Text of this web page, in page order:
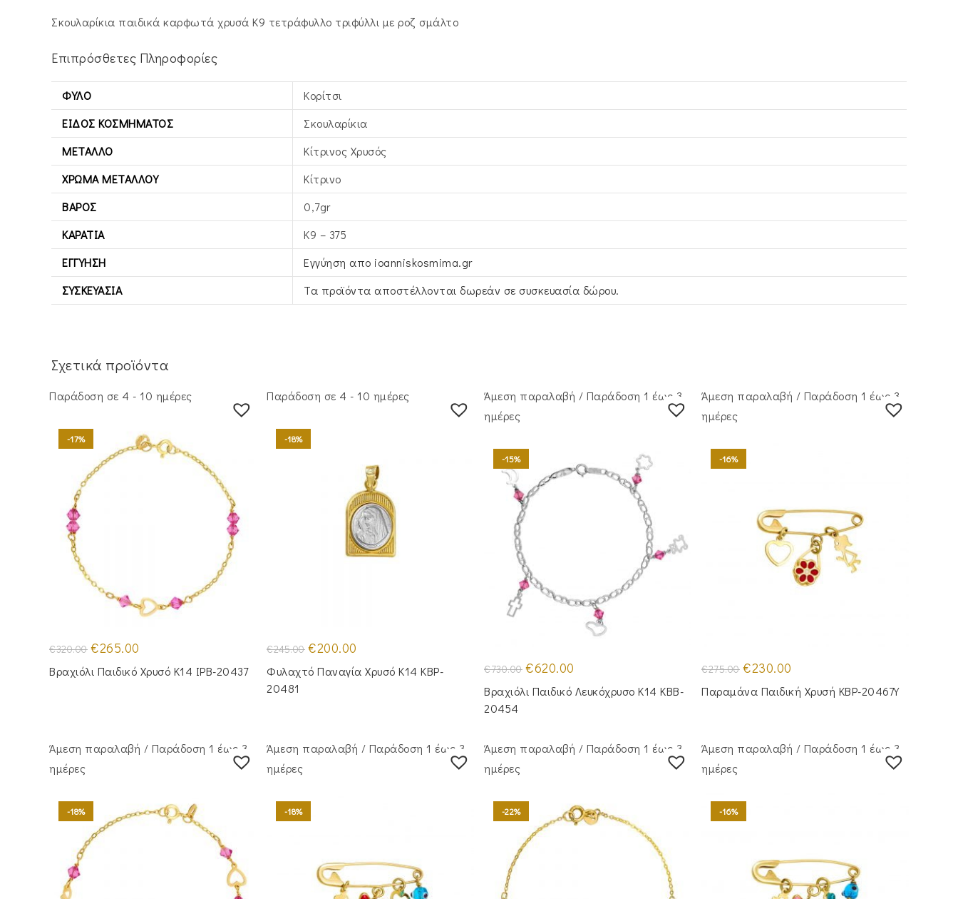
Σκουλαρίκια παιδικά καρφωτά χρυσά Κ9 τετράφυλλο τριφύλλι με ροζ σμάλτο
Επιπρόσθετες Πληροφορίες
ΦΎΛΟ
Κορίτσι
ΕΊΔΟΣ ΚΟΣΜΉΜΑΤΟΣ
Σκουλαρίκια
ΜΈΤΑΛΛΟ
Κίτρινος Xρυσός
ΧΡΏΜΑ ΜΕΤΆΛΛΟΥ
Κίτρινο
ΒΆΡΟΣ
0,7gr
ΚΑΡΆΤΙΑ
Κ9 – 375
ΕΓΓΎΗΣΗ
Εγγύηση απο ioanniskosmima.gr
ΣΥΣΚΕΥΑΣΊΑ
Τα προϊόντα αποστέλλονται δωρεάν σε συσκευασία δώρου.
Σχετικά προϊόντα
Παράδοση σε 4 - 10 ημέρες
-17%
€320.00 Original
price
was:
€320.00.
€265.00
τιμή
είναι:
Βραχιόλι Παιδικό Χρυσό Κ14 IPB-20437
Παράδοση σε 4 - 10 ημέρες
-18%
€245.00 Original
price
was:
€245.00.
€200.00
τιμή
είναι:
Φυλαχτό Παναγία Χρυσό Κ14 KBP-
20481
Άμεση παραλαβή / Παράδoση 1 έως 3
ημέρες
-15%
€730.00 Original
price
was:
€730.00.
€620.00
τιμή
είναι:
Βραχιόλι Παιδικό Λευκόχρυσο Κ14 KBB-
20454
Άμεση παραλαβή / Παράδoση 1 έως 3
ημέρες
-16%
€275.00 Original
price
was:
€275.00.
€230.00
τιμή
είναι:
Παραμάνα Παιδική Χρυσή KBP-20467Υ
Άμεση παραλαβή / Παράδoση 1 έως 3
ημέρες
-18%
Άμεση παραλαβή / Παράδoση 1 έως 3
ημέρες
-18%
Άμεση παραλαβή / Παράδoση 1 έως 3
ημέρες
-22%
Άμεση παραλαβή / Παράδoση 1 έως 3
ημέρες
-16%